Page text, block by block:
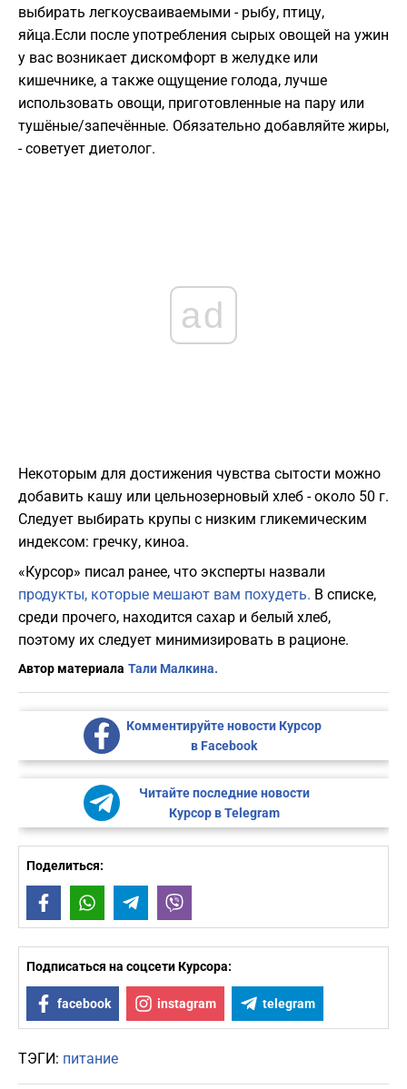
выбирать легкоусваиваемыми - рыбу, птицу,
яйца.Если после употребления сырых овощей на ужин
у вас возникает дискомфорт в желудке или
кишечнике, а также ощущение голода, лучше
использовать овощи, приготовленные на пару или
тушёные/запечённые. Обязательно добавляйте жиры,
- советует диетолог.⁣⁣
ad
Некоторым для достижения чувства сытости можно
добавить кашу или цельнозерновый хлеб - около 50 г.
Следует выбирать крупы с низким гликемическим
индексом: гречку, киноа.
«Курсор» писал ранее, что эксперты назвали
продукты, которые мешают вам похудеть. В списке,
среди прочего, находится сахар и белый хлеб,
поэтому их следует минимизировать в рационе.
Автор материала Тали Малкина.
Комментируйте новости Курсор
в Facebook
Читайте последние новости
Курсор в Telegram
Поделиться:
FacebookWhatsAppTelegram
Подписаться на соцсети Курсора:
facebook instagram telegram
ТЭГИ: питание